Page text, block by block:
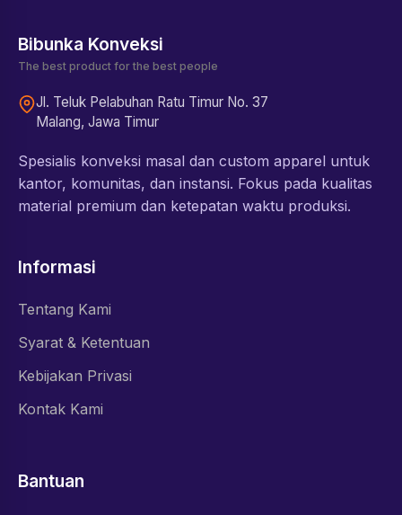
Bibunka Konveksi
The best product for the best people
Jl. Teluk Pelabuhan Ratu Timur No. 37
Malang, Jawa Timur
Spesialis konveksi masal dan custom apparel untuk
kantor, komunitas, dan instansi. Fokus pada kualitas
material premium dan ketepatan waktu produksi.
Informasi
Tentang Kami
Syarat & Ketentuan
Kebijakan Privasi
Kontak Kami
Bantuan